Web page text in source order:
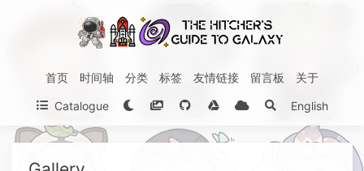
首页 时间轴 分类 标签 友情链接 留言板 关于
Catalogue English